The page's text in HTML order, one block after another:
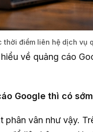
thời điểm liên hệ dịch vụ
về quảng cáo
Google thì có
phân vân như vậy.